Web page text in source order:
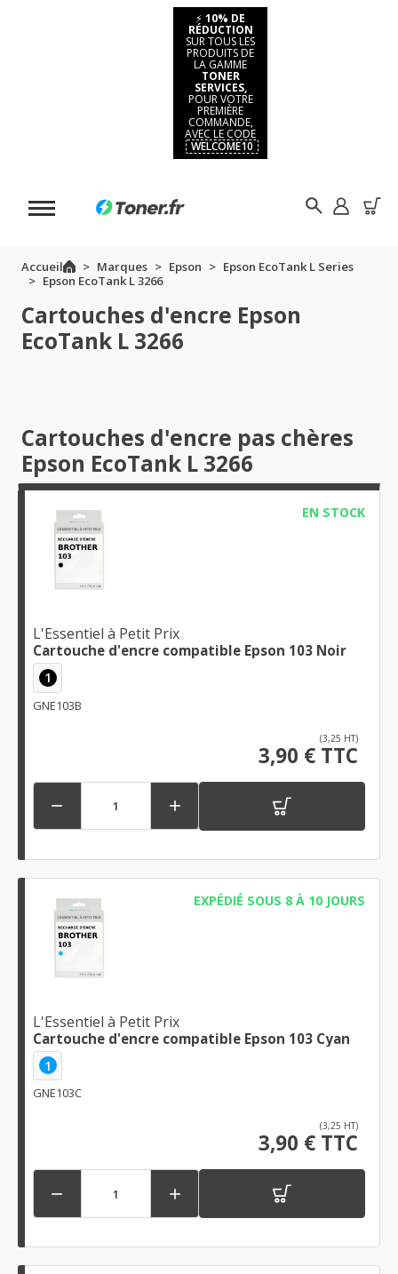
⚡ 10% DE
RÉDUCTION
SUR TOUS LES
PRODUITS DE
LA GAMME
TONER
SERVICES,
POUR VOTRE
PREMIÈRE
COMMANDE,
AVEC LE CODE
WELCOME10
Accueil Marques Epson
Epson EcoTank L Series
Epson EcoTank L 3266
Cartouches d'encre Epson
EcoTank L 3266
Cartouches d'encre pas chères
Epson EcoTank L 3266
EN STOCK
L'Essentiel à Petit Prix
Cartouche d'encre compatible Epson 103 Noir
1
GNE103B
(3,25 HT)
3,90 € TTC
 
EXPÉDIÉ SOUS 8 À 10 JOURS
L'Essentiel à Petit Prix
Cartouche d'encre compatible Epson 103 Cyan
1
GNE103C
(3,25 HT)
3,90 € TTC
 